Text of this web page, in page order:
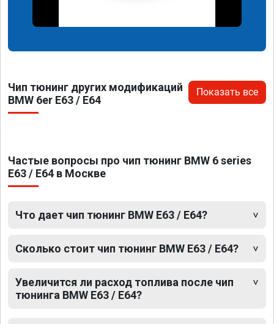
Чип тюнинг других модификаций
BMW 6er E63 / E64
Показать все
Частые вопросы про чип тюнинг BMW 6 series
E63 / E64 в Москве
Что дает чип тюнинг BMW E63 / E64?
Сколько стоит чип тюнинг BMW E63 / E64?
Увеличится ли расход топлива после чип
тюнинга BMW E63 / E64?